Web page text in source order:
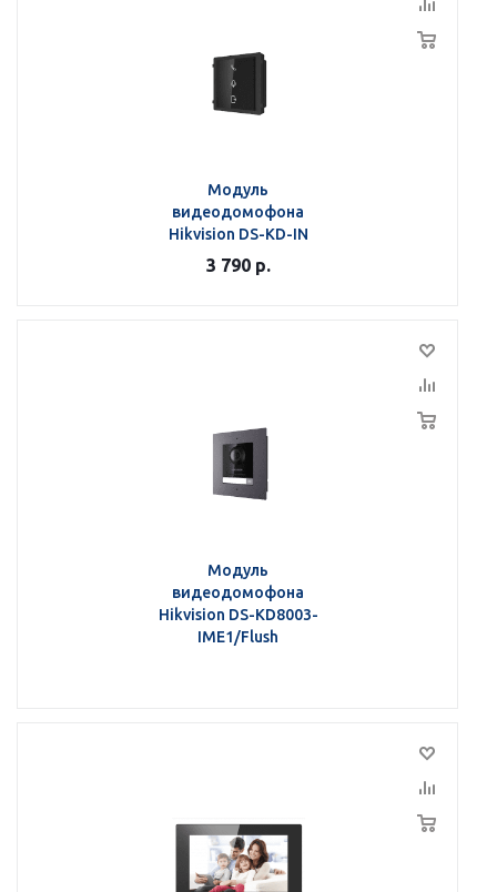
Модуль
видеодомофона
Hikvision DS-KD-IN
3 790р.
Модуль
видеодомофона
Hikvision DS-KD8003-
IME1/Flush